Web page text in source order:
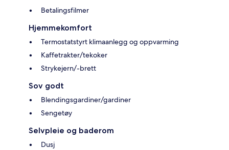
Betalingsfilmer
Hjemmekomfort
Termostatstyrt klimaanlegg og oppvarming
Kaffetrakter/tekoker
Strykejern/-brett
Sov godt
Blendingsgardiner/gardiner
Sengetøy
Selvpleie og baderom
Dusj